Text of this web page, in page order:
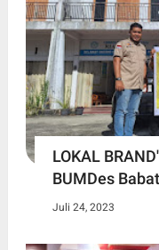
LOKAL
BUMDes
Juli 24, 2023